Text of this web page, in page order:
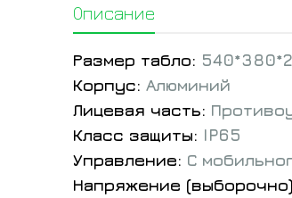
Описание
Размер табло:
Корпус: Алюминий
Лицевая часть:
Класс защиты: IP65
Управление: С
Напряжение